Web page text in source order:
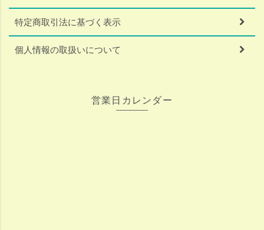
特定商取引法に基づく表示
個人情報の取扱いについて
営業日カレンダー